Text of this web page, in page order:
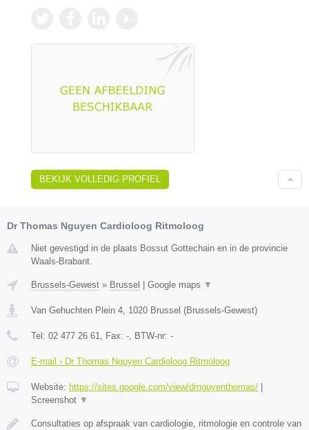
BEKIJK VOLLEDIG PROFIEL
Dr Thomas Nguyen Cardioloog Ritmoloog
Niet gevestigd in de plaats Bossut Gottechain en in de provincie
Waals-Brabant.
Brussels-Gewest » Brussel | Google maps ▼
Van Gehuchten Plein 4 1020 Brussel (Brussels-Gewest)
Tel: 02 477 26 61 , Fax: - , BTW-nr: -
E-mail › Dr Thomas Nguyen Cardioloog Ritmoloog
Website: https://sites.google.com/view/drnguyenthomas/ |
Screenshot ▼
Consultaties op afspraak van cardiologie, ritmologie en controle van